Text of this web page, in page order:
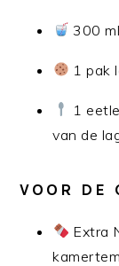
300
1 pak
1
van de
VOOR DE
Extra